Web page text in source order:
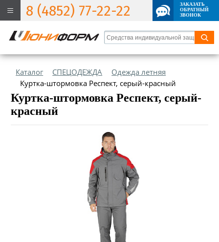
8 (4852) 77-22-22
ЗАКАЗАТЬ
ОБРАТНЫЙ
ЗВОНОК
Каталог СПЕЦОДЕЖДА
Одежда летняя
Куртка-штормовка Респект, серый-красный
Куртка-штормовка Респект, серый-
красный